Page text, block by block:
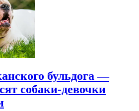
бульдога —
собаки-девочки